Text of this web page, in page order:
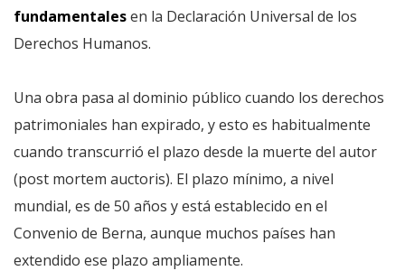
fundamentalesen la Declaración Universal de los
Derechos Humanos.
Una obra pasa al dominio público cuando los derechos
patrimoniales han expirado, y esto es habitualmente
cuando transcurrió el plazo desde la muerte del autor
(post mortem auctoris). El plazo mínimo, a nivel
mundial, es de 50 años y está establecido en el
Convenio de Berna, aunque muchos países han
extendido ese plazo ampliamente.